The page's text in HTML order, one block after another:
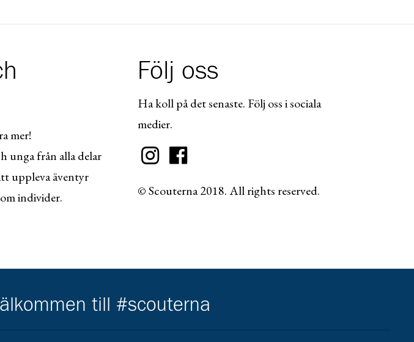
mer!
unga från alla delar
uppleva äventyr
individer.
Följ oss
Ha koll på det senaste. Följ oss i sociala
medier.
© Scouterna 2018. All rights reserved.
till #scouterna